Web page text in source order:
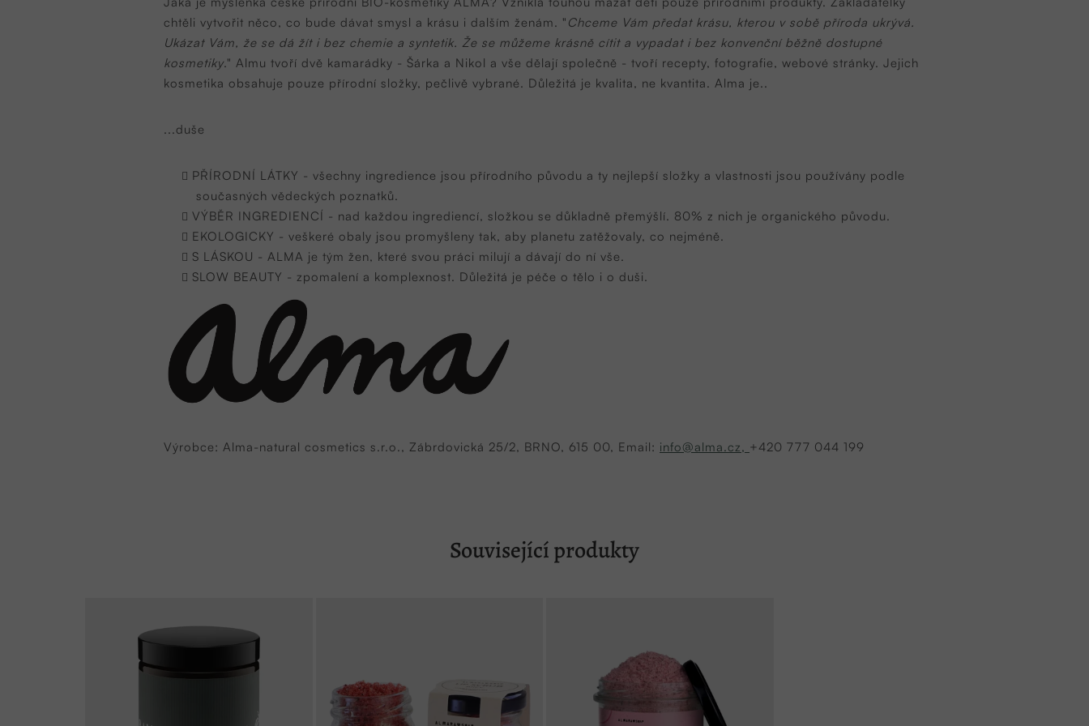
chtěli vytvořit něco, co bude dávat smysl a krásu i dalším ženám. " Chceme Vám předat krásu, kterou v sobě příroda ukrývá.
Ukázat Vám, že se dá žít i bez chemie a syntetik. Že se můžeme krásně cítit a vypadat i bez konvenční běžně dostupné
kosmetiky." Almu tvoří dvě kamarádky - Šárka a Nikol a vše dělají společně - tvoří recepty, fotografie, webové stránky. Jejich
kosmetika obsahuje pouze přírodní složky, pečlivě vybrané. Důležitá je kvalita, ne kvantita. Alma je..
...duše
PŘÍRODNÍ LÁTKY - všechny ingredience jsou přírodního původu a ty nejlepší složky a vlastnosti jsou používány podle
současných vědeckých poznatků.
VÝBĚR INGREDIENCÍ - nad každou ingrediencí, složkou se důkladně přemýšlí. 80% z nich je organického původu.
EKOLOGICKY - veškeré obaly jsou promyšleny tak, aby planetu zatěžovaly, co nejméně.
S LÁSKOU - ALMA je tým žen, které svou práci milují a dávají do ní vše.
SLOW BEAUTY - zpomalení a komplexnost. Důležitá je péče o tělo i o duši.
Výrobce: Alma-natural cosmetics s.r.o., Zábrdovická 25/2, BRNO, 615 00, Email: info@alma.cz, +420 777 044 199
Související produkty